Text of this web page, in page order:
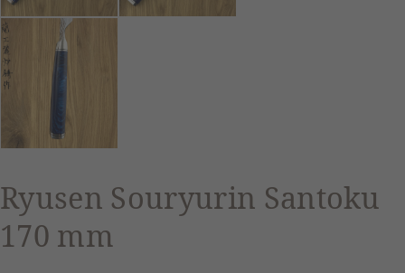
Ryusen Souryurin Santoku
170 mm